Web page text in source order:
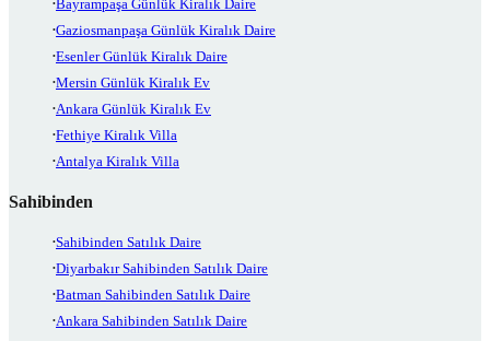
Bayrampaşa Günlük Kiralık Daire
Gaziosmanpaşa Günlük Kiralık Daire
Esenler Günlük Kiralık Daire
Mersin Günlük Kiralık Ev
Ankara Günlük Kiralık Ev
Fethiye Kiralık Villa
Antalya Kiralık Villa
Sahibinden
Sahibinden Satılık Daire
Diyarbakır Sahibinden Satılık Daire
Batman Sahibinden Satılık Daire
Ankara Sahibinden Satılık Daire